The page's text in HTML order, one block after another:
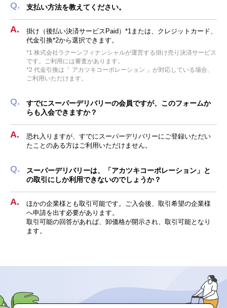
支払い方法を教えてください。
掛け（後払い決済サービスPaid）*1または、クレジットカード、
代金引換*2から選択できます。
*1 株式会社ラクーンフィナンシャルが運営する掛け売り決済サービス
です。ご利用には審査があります。
*2 代金引換は「 アカツキコーポレーション 」が対応している場合、
ご利用いただけます。
すでにスーパーデリバリーの会員ですが、このフォームか
らも入会できますか？
恐れ入りますが、すでにスーパーデリバリーにご登録いただい
たことのある方はご利用いただけません。
スーパーデリバリーは、「アカツキコーポレーション」と
の取引にしか利用できないのでしょうか？
ほかの企業様とも取引可能です。ご入会後、取引希望の企業様
へ申請を出す必要があります。
取引可能の回答があれば、卸価格が開示され、取引可能となり
ます。